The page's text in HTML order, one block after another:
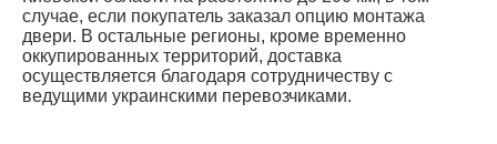
случае, если покупатель заказал опцию монтажа
двери. В остальные регионы, кроме временно
оккупированных территорий, доставка
осуществляется благодаря сотрудничеству с
ведущими украинскими перевозчиками.